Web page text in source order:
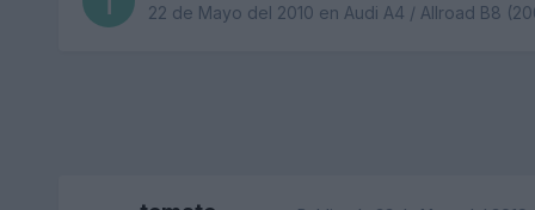
22 de Mayo del 2010 en Audi A4 / Allroad B8